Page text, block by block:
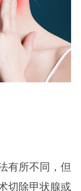
有所不同，但
切除甲状腺或